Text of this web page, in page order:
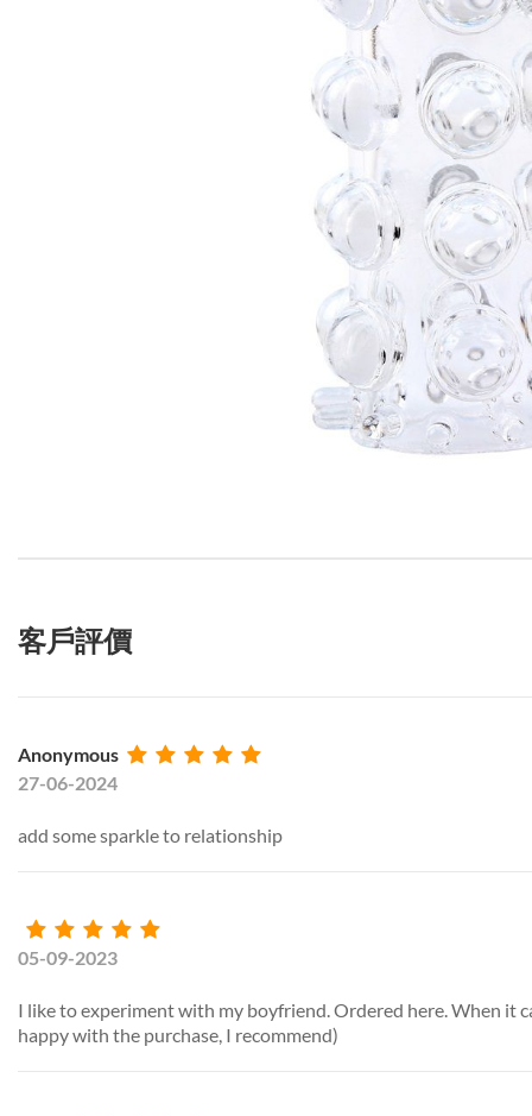
客戶評價
Anonymous
27-06-2024
add some sparkle to relationship
05-09-2023
I like to experiment with my boyfriend. Ordered here. When it
happy with the purchase, I recommend)